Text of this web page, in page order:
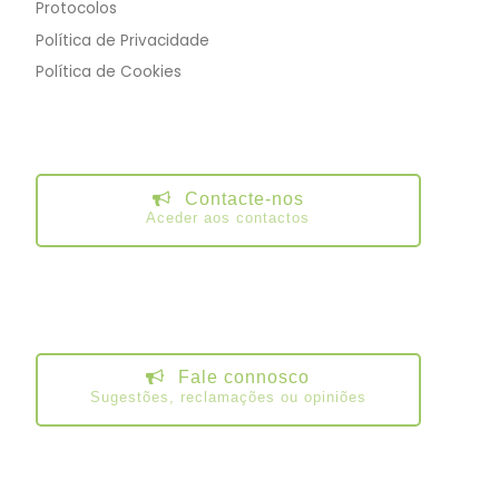
Protocolos
Política de Privacidade
Política de Cookies
Contacte-nos
Aceder aos contactos
Fale connosco
Sugestões, reclamações ou opiniões